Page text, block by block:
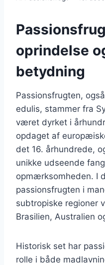
oprindelse
betydning
Passionsfrugten,
edulis, stammer fra
været dyrket i
opdaget af
det 16. århundrede,
unikke udseende
opmærksomheden. I
passionsfrugten i
subtropiske regioner
Brasilien, Australien
Historisk set har
rolle i både